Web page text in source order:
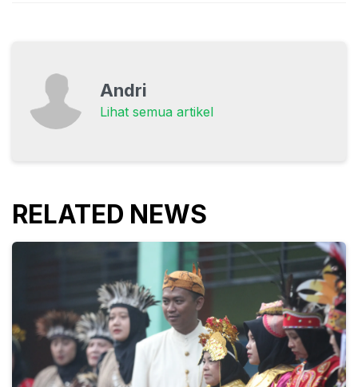
Andri
Lihat semua artikel
RELATED NEWS